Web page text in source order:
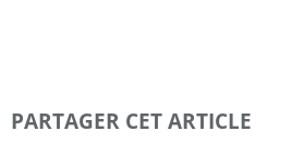
PARTAGER CET ARTICLE